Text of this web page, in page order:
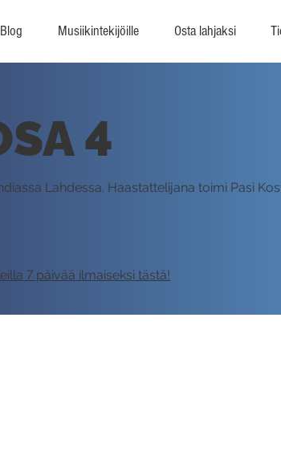
Blog Musiikintekijöille Osta lahjaksi
4
Lahdessa. Haastattelijana toimi Pasi
7 päivää ilmaiseksi tästä!